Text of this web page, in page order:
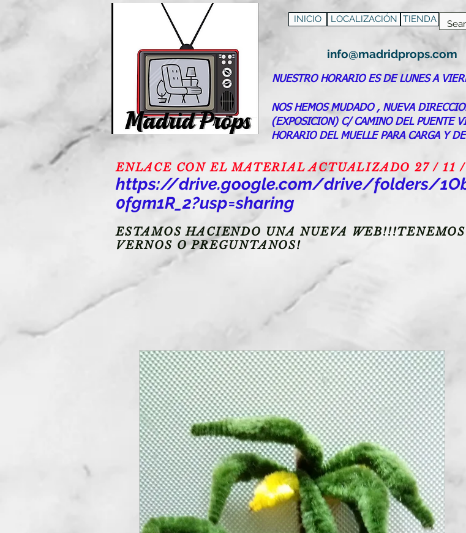
INICIO LOCALIZACIÓN TIENDA
info@madridprops.com
NUESTRO HORARIO ES DE LUNES A
NOS HEMOS MUDADO , NUEVA
(EXPOSICION) C/ CAMINO DEL PUENTE
HORARIO DEL MUELLE PARA CARGA Y
ENLACE CON EL MATERIAL ACTUALIZADO 27 / 11
https://drive.google.com/drive/folders/
0fgm1R_2?usp=sharing
ESTAMOS HACIENDO UNA NUEVA
VERNOS O PREGUNTANOS!